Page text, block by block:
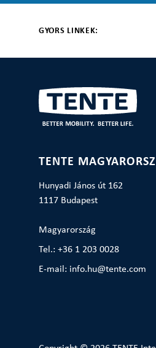
GYORS LINKEK:
TENTE
Hunyadi János út 162
1117 Budapest
Magyarország
Tel.: +36 1 203 0028
E-mail: info.hu@tente.com